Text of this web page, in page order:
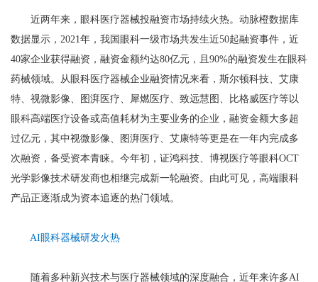
近两年来，眼科医疗器械投融资市场持续火热。动脉橙数据库
数据显示，2021年，我国眼科一级市场共发生近50起融资事件，近
40家企业获得融资，融资金额约达80亿元，且90%的融资发生在眼科
药械领域。从眼科医疗器械企业融资情况来看，斯尔顿科技、艾康
特、视微影像、图湃医疗、犀燃医疗、致远慧图、比格威医疗等以
眼科高端医疗设备或高值耗材为主要业务的企业，融资金额大多超
过亿元，其中视微影像、图湃医疗、艾康特等更是在一年内完成多
次融资，备受资本青睐。今年初，证鸿科技、博视医疗等眼科OCT
光学影像技术研发商也相继完成新一轮融资。由此可见，高端眼科
产品正逐渐成为资本追逐的热门领域。
AI眼科器械研发火热
随着多种新兴技术与医疗器械领域的深度融合，近年来许多AI